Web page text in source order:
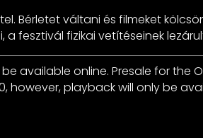
Bérletet váltani és filmeket
fesztivál fizikai vetítéseinek
available online. Presale for the
however, playback will only be